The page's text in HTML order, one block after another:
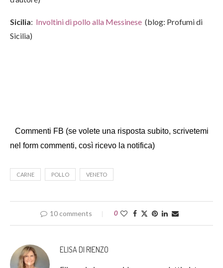
Sicilia: Involtini di pollo alla Messinese (blog: Profumi di
Sicilia)
Commenti FB (se volete una risposta subito, scrivetemi
nel form commenti, così ricevo la notifica)
CARNE POLLO VENETO
10 comments 0
ELISA DI RIENZO